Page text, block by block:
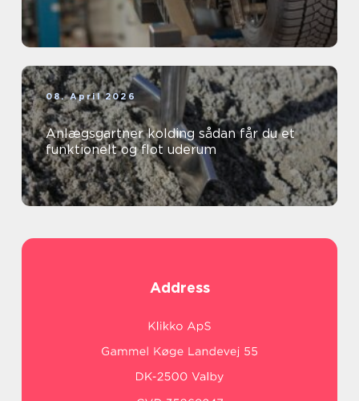
08. April 2026
Anlægsgartner kolding sådan får du et
funktionelt og flot uderum
Address